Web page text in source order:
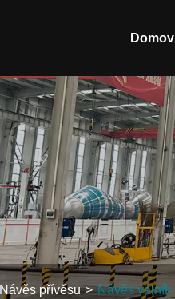
Domov
Návěs přívěsu Návěs valník